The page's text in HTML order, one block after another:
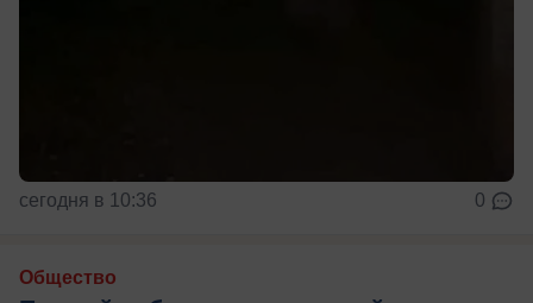
сегодня в 10:36 0
Общество